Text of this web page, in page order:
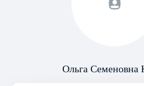
Ольга Семеновна